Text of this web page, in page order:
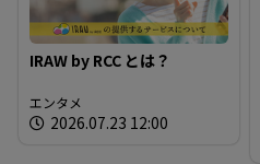
IRAW by RCC とは？
エンタメ
2026.07.23 12:00